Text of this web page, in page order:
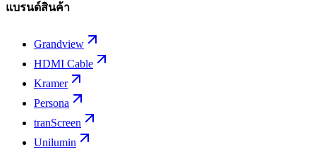
แบรนด์สินค้า
Grandview
HDMI Cable
Kramer
Persona
tranScreen
Unilumin